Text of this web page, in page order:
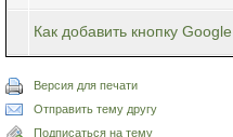
Как добавить кнопку
Версия для печати
Отправить тему другу
Подписаться на тему